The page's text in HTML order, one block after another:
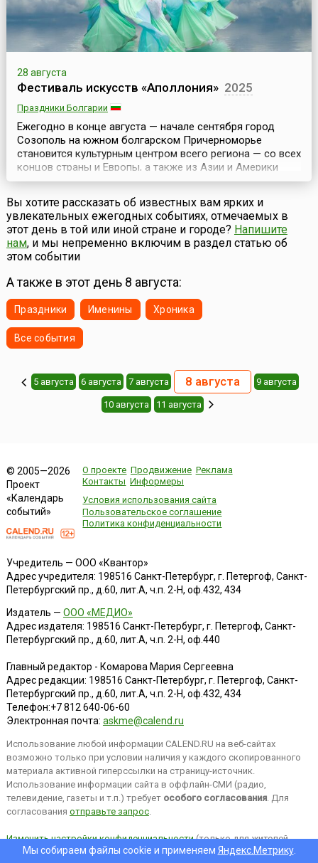
28 августа
Фестиваль искусств «Аполлония» 2025
Праздники Болгарии
Ежегодно в конце августа — начале сентября город
Созополь на южном болгарском Причерноморье
становится культурным центром всего региона — со всех
концов страны и Европы, а также из Азии и Америки
сюда стекаются поклонники всех видов искусств, чтобы
не только отдохнуть под теплым южным солнцем, но и
насладиться богатой культурной программой фестиваля
— Фестиваля искусств «Аполлония», который получи...
Вы хотите рассказать об известных вам ярких и
увлекательных ежегодных событиях, отмечаемых в
этот день в той или иной стране и городе? Напишите
нам, и мы непременно включим в раздел статью об
этом событии
А также в этот день 8 августа:
Праздники Именины Хроника
Все события
5 августа 6 августа 7 августа 8 августа 9 августа
10 августа 11 августа
© 2005—2026
Проект
«Календарь
событий»
О проекте Продвижение Реклама
Контакты Информеры
Условия использования сайта
Пользовательское соглашение
Политика конфиденциальности
Учредитель — ООО «Квантор»
Адрес учредителя: 198516 Санкт-Петербург, г. Петергоф, Санкт-
Петербургский пр., д.60, лит.А, ч.п. 2-Н, оф.432, 434
Издатель — ООО «МЕДИО»
Адрес издателя: 198516 Санкт-Петербург, г. Петергоф, Санкт-
Петербургский пр., д.60, лит.А, ч.п. 2-Н, оф.440
Главный редактор - Комарова Мария Сергеевна
Адрес редакции: 198516 Санкт-Петербург, г. Петергоф, Санкт-
Петербургский пр., д.60, лит.А, ч.п. 2-Н, оф.432, 434
Телефон:+7 812 640-06-60
Электронная почта: askme@calend.ru
Использование любой информации CALEND.RU на веб-сайтах
возможно только при условии наличия у каждого скопированного
материала активной гиперссылки на страницу-источник.
Использование информации сайта в оффлайн-СМИ (радио,
телевидение, газеты и т.п.) требует особого согласования. Для
согласования отправьте запрос.
Изменить настройки конфиденциальности(только для жителей
EEA).Мы собираем файлы cookie и применяем Яндекс.Метрику.